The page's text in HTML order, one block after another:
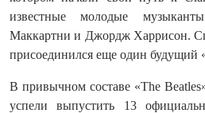
известные молодые
Маккартни и Джордж Харрисон.
присоединился еще один будущий
В привычном составе «The
успели выпустить 13